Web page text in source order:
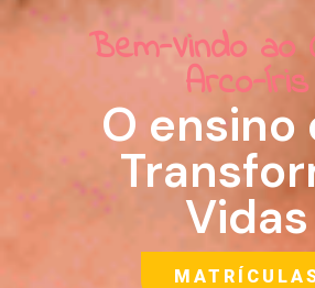
Bem-Vindo ao
Arco-Íris
O ensino
Vidas